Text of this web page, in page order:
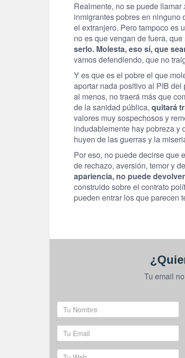
Realmente, no se puede llamar
inmigrantes pobres en ninguno
el extranjero. Pero tampoco es
no es que vengan de fuera,
serlo. Molesta, eso sí, que
vamos defendiendo, que no
Y es que es el pobre el que
aportar nada positivo al PIB
al menos, no traerá más que
de la sanidad pública, quitará
valores muy sospechosos y
indudablemente hay pobreza y
huyen de las guerras y la
Por eso, no puede decirse que
de rechazo, aversión, temor y
apariencia, no puede
construido sobre el contrato
pueden entrar los que parecen
Tu email